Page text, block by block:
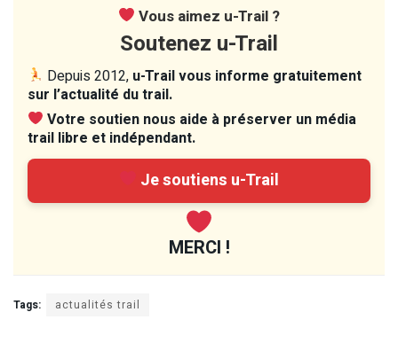
Vous aimez u-Trail ?
Soutenez u-Trail
Depuis 2012, u-Trail vous informe gratuitement
sur l’actualité du trail.
Votre soutien nous aide à préserver un média
trail libre et indépendant.
Je soutiens u-Trail
MERCI !
Tags: actualités trail